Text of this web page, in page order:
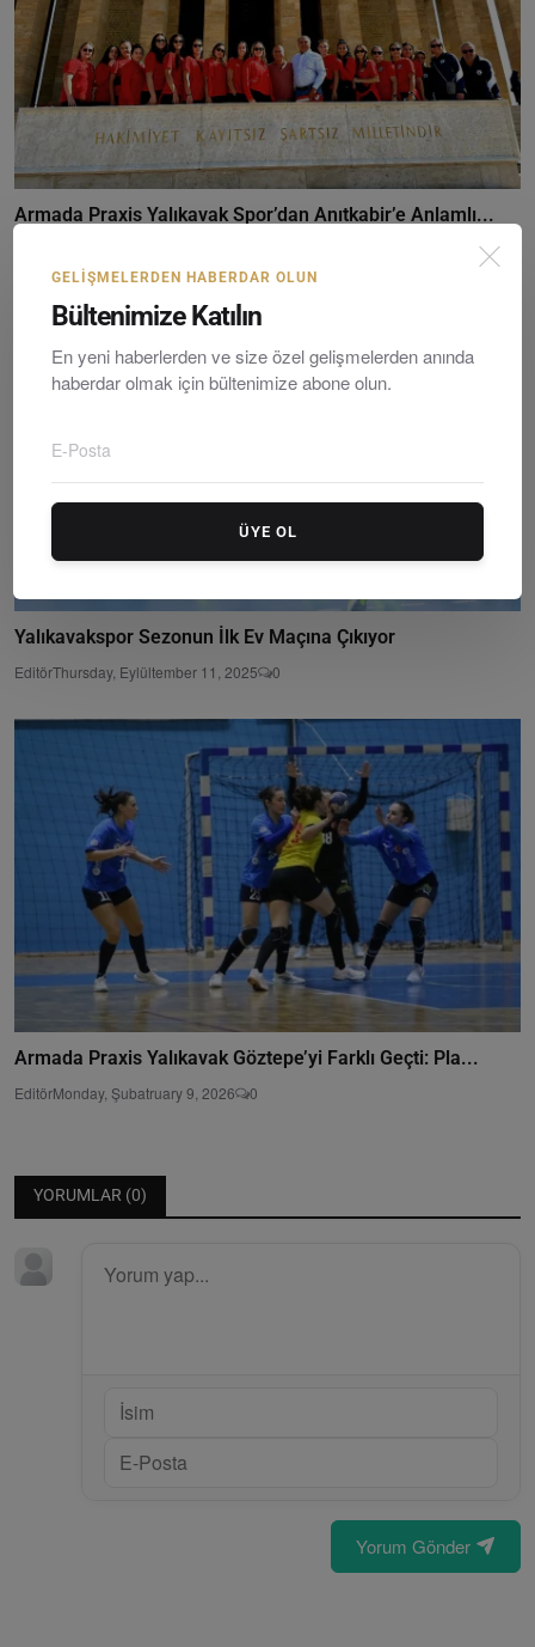
Armada Praxis Yalıkavak Spor’dan Anıtkabir’e Anlamlı...
Yalıkavakspor Sezonun İlk Ev Maçına Çıkıyor
EditörThursday, Eylültember 11, 2025 0
Armada Praxis Yalıkavak Göztepe’yi Farklı Geçti: Pla...
EditörMonday, Şubatruary 9, 2026 0
YORUMLAR (0)
Yorum Gönder
GELIŞMELERDEN HABERDAR OLUN
Bültenimize Katılın
En yeni haberlerden ve size özel gelişmelerden anında
haberdar olmak için bültenimize abone olun.
ÜYE OL